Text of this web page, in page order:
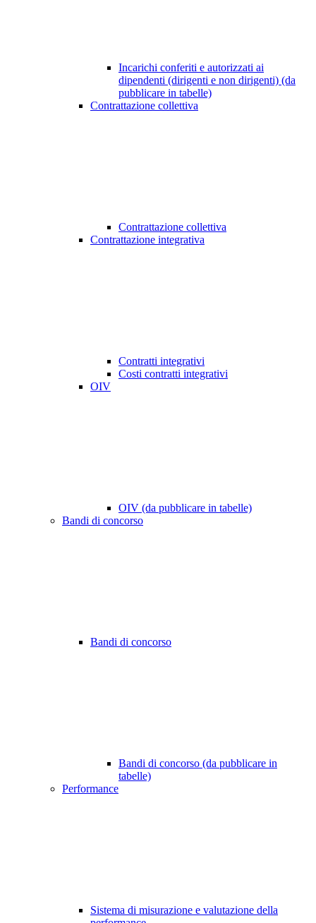
Incarichi conferiti e autorizzati ai
dipendenti (dirigenti e non dirigenti) (da
pubblicare in tabelle)
Contrattazione collettiva
Contrattazione collettiva
Contrattazione integrativa
Contratti integrativi
Costi contratti integrativi
OIV
OIV (da pubblicare in tabelle)
Bandi di concorso
Bandi di concorso
Bandi di concorso (da pubblicare in
tabelle)
Performance
Sistema di misurazione e valutazione della